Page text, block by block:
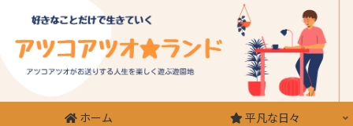
ホーム
平凡な日々